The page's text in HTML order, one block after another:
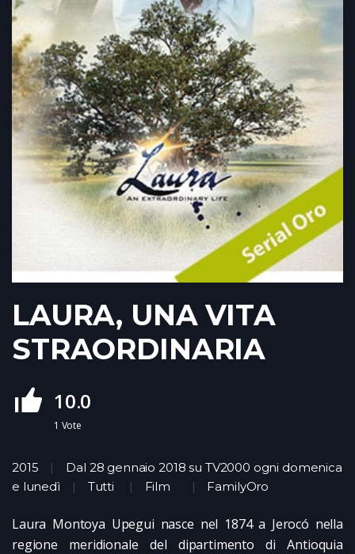
LAURA, UNA VITA
STRAORDINARIA
10.0
1 Vote
2015
Dal 28 gennaio 2018 su TV2000 ogni domenica
e lunedì
Tutti Film FamilyOro
Laura Montoya Upegui nasce nel 1874 a Jerocó nella
regione meridionale del dipartimento di Antioquia